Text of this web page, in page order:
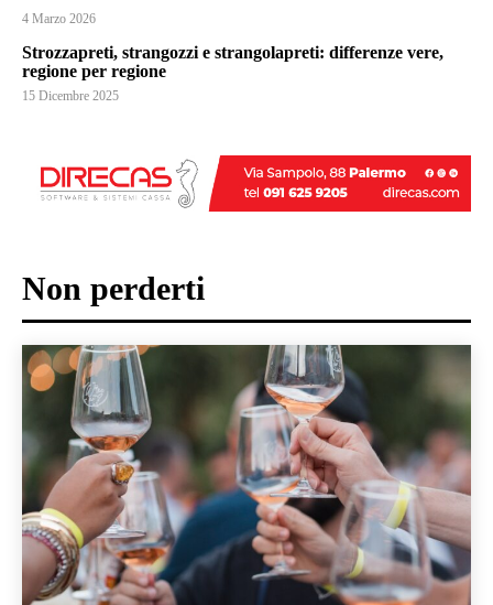
4 Marzo 2026
Strozzapreti, strangozzi e strangolapreti: differenze vere,
regione per regione
15 Dicembre 2025
Non perderti